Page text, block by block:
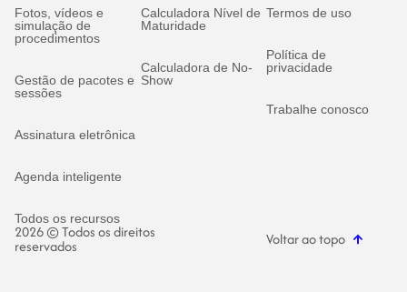
Fotos, vídeos e
simulação de
procedimentos
Gestão de pacotes e
sessões
Assinatura eletrônica
Agenda inteligente
Todos os recursos
Calculadora Nível de
Maturidade
Calculadora de No-
Show
Termos de uso
Política de
privacidade
Trabalhe conosco
2026 © Todos os direitos
reservados Voltar ao topo